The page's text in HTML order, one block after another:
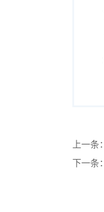
上一条：
下一条：